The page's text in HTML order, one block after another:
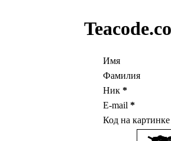
Имя
Фамилия
Ник *
E-mail *
Код на